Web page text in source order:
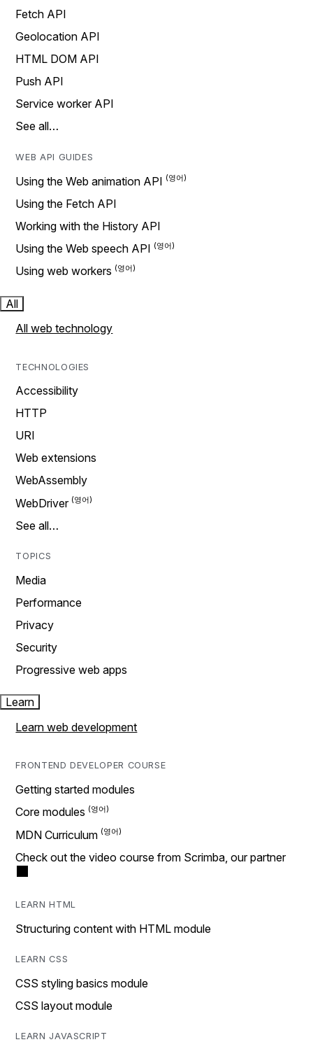
Fetch API
Geolocation API
HTML DOM API
Push API
Service worker API
See all…
WEB API GUIDES
Using the Web animation API
Using the Fetch API
Working with the History API
Using the Web speech API
Using web workers
All
All web technology
TECHNOLOGIES
Accessibility
HTTP
URI
Web extensions
WebAssembly
WebDriver
See all…
TOPICS
Media
Performance
Privacy
Security
Progressive web apps
Learn
Learn web development
FRONTEND DEVELOPER COURSE
Getting started modules
Core modules
MDN Curriculum
Check out the video course from Scrimba, our partner
LEARN HTML
Structuring content with HTML module
LEARN CSS
CSS styling basics module
CSS layout module
LEARN JAVASCRIPT